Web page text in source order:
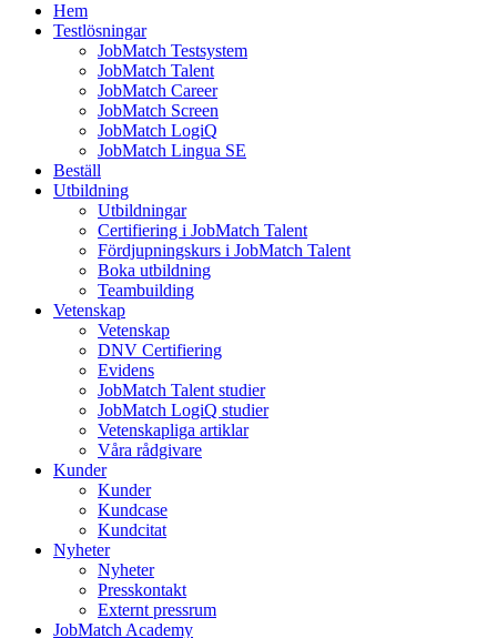
Hem
Testlösningar
JobMatch Testsystem
JobMatch Talent
JobMatch Career
JobMatch Screen
JobMatch LogiQ
JobMatch Lingua SE
Beställ
Utbildning
Utbildningar
Certifiering i JobMatch Talent
Fördjupningskurs i JobMatch Talent
Boka utbildning
Teambuilding
Vetenskap
Vetenskap
DNV Certifiering
Evidens
JobMatch Talent studier
JobMatch LogiQ studier
Vetenskapliga artiklar
Våra rådgivare
Kunder
Kunder
Kundcase
Kundcitat
Nyheter
Nyheter
Presskontakt
Externt pressrum
JobMatch Academy